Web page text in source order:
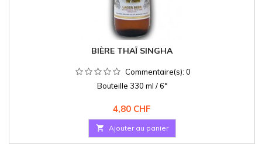
BIÈRE THAÏ SINGHA
Commentaire(s): 0
Bouteille 330 ml / 6°
Prix
4,80 CHF
 Ajouter au panier